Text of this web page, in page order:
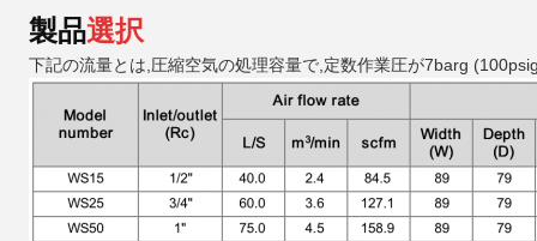
製品選択
下記の流量とは,圧縮空気の処理容量で,定数作業圧が7barg